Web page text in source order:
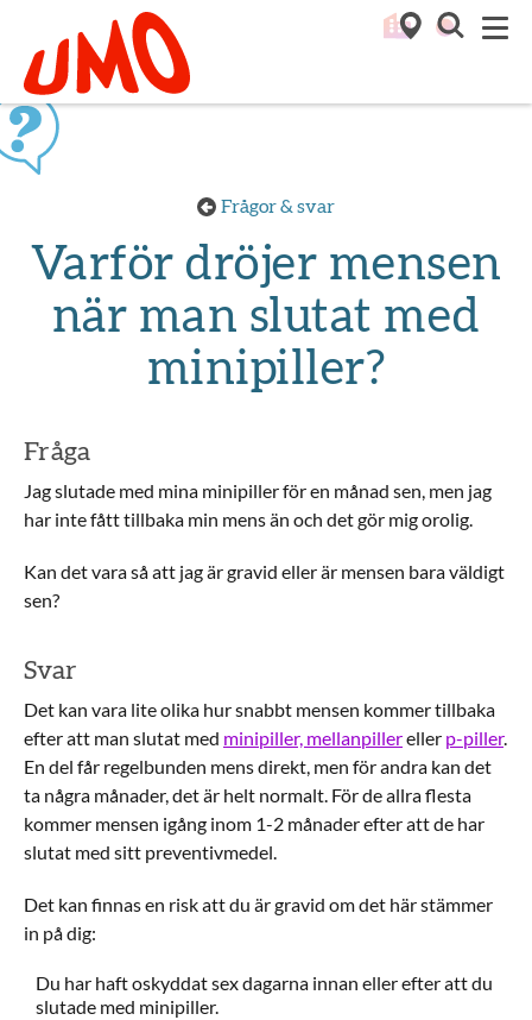
Till startsidan för Umo
Frågor & svar
Varför dröjer mensen
när man slutat med
minipiller?
Fråga
Jag slutade med mina minipiller för en månad sen, men jag
har inte fått tillbaka min mens än och det gör mig orolig.
Kan det vara så att jag är gravid eller är mensen bara väldigt
sen?
Svar
Det kan vara lite olika hur snabbt mensen kommer tillbaka
efter att man slutat med minipiller, mellanpillereller p-piller.
En del får regelbunden mens direkt, men för andra kan det
ta några månader, det är helt normalt. För de allra flesta
kommer mensen igång inom 1-2 månader efter att de har
slutat med sitt preventivmedel.
Det kan finnas en risk att du är gravid om det här stämmer
in på dig:
Du har haft oskyddat sex dagarna innan eller efter att du
slutade med minipiller.